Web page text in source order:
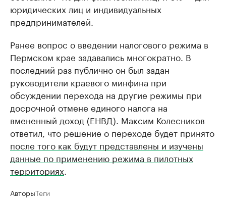
юридических лиц и индивидуальных
предпринимателей.
Ранее вопрос о введении налогового режима в
Пермском крае задавались многократно. В
последний раз публично он был задан
руководители краевого минфина при
обсуждении перехода на другие режимы при
досрочной отмене единого налога на
вмененный доход (ЕНВД). Максим Колесников
ответил, что решение о переходе будет принято
после того как будут представлены и изучены
данные по применению режима в пилотных
территориях
АвторыТеги